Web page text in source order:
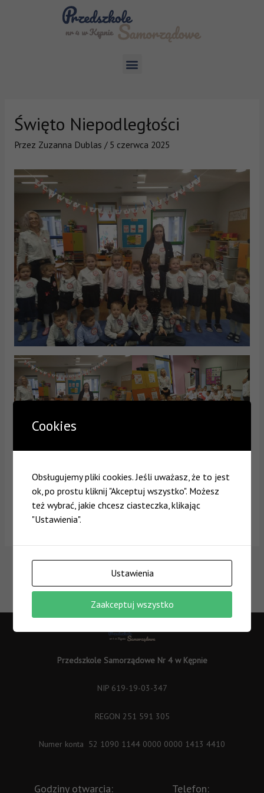
Święto Niepodległości
Przez Zuzanna Dublas / 5 czerwca 2025
Wpis
Następny Wpis
→
Przedszkole Samorządowe Nr 4 w Kępnie
NIP 619-19-03-347
REGON 251 591 305
Numer konta 52 1090 1144 0000 0000 1413 4410
Godziny otwarcia: Telefon:
Cookies
Obsługujemy pliki cookies. Jeśli uważasz, że to jest
ok, po prostu kliknij "Akceptuj wszystko". Możesz
też wybrać, jakie chcesz ciasteczka, klikając
"Ustawienia".
Ustawienia
Zaakceptuj wszystko